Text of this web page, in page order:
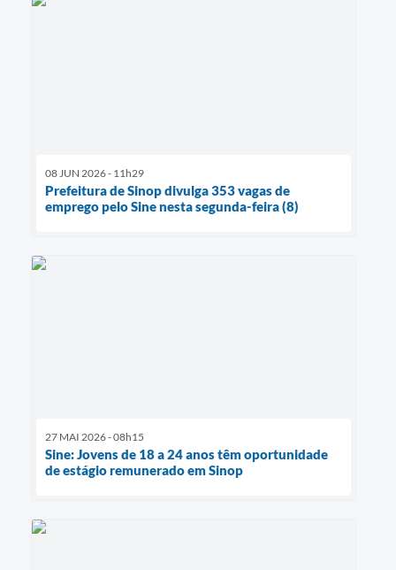
08 JUN 2026 - 11h29
Prefeitura de Sinop divulga 353 vagas de
emprego pelo Sine nesta segunda-feira (8)
27 MAI 2026 - 08h15
Sine: Jovens de 18 a 24 anos têm oportunidade
de estágio remunerado em Sinop